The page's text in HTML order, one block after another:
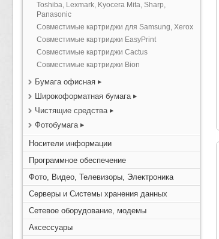
Toshiba, Lexmark, Kyocera Mita, Sharp,
Panasonic
Совместимые картриджи для Samsung, Xerox
Совместимые картриджи EasyPrint
Совместимые картриджи Cactus
Совместимые картриджи Bion
Бумага офисная
Широкоформатная бумага
Чистящие средства
Фотобумага
Носители информации
Программное обеспечение
Фото, Видео, Телевизоры, Электроника
Серверы и Системы хранения данных
Сетевое оборудование, модемы
Аксессуары